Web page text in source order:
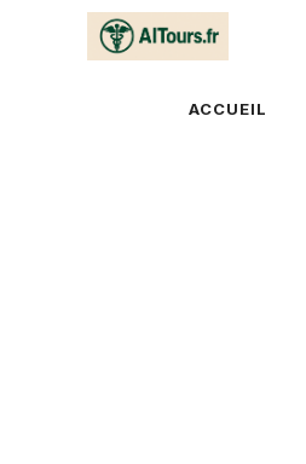
ACCUEIL